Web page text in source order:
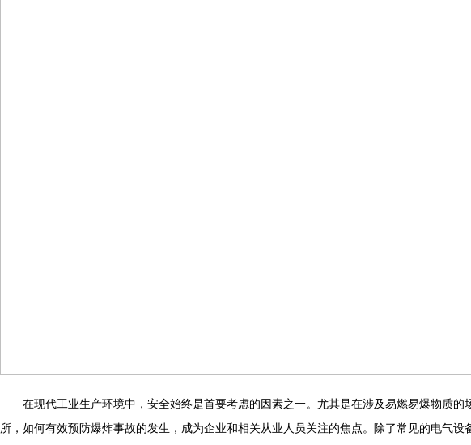
在现代工业生产环境中，安全始终是首要考虑的因素之一。尤其是在涉及易燃易爆物质的
所，如何有效预防爆炸事故的发生，成为企业和相关从业人员关注的焦点。除了常见的电气设